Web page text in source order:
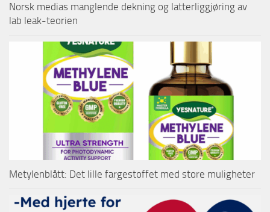
Norsk medias manglende dekning og latterliggjøring av
lab leak-teorien
Metylenblått: Det lille fargestoffet med store muligheter